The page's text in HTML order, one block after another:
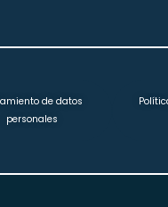
de datos
personales